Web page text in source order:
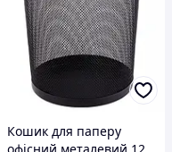
Кошик для паперу